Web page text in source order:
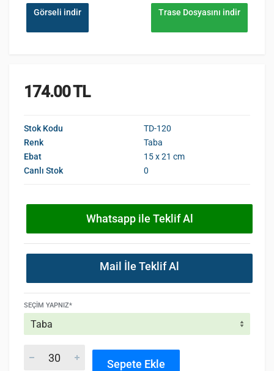
Görseli indir Trase Dosyasını indir
174.00 TL
Stok Kodu
TD-120
Renk
Taba
Ebat
15 x 21 cm
Canlı Stok
0
Whatsapp ile Teklif Al
Mail İle Teklif Al
SEÇIM YAPNIZ*
Sepete Ekle